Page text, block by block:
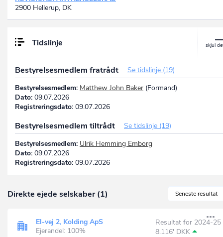
2900 Hellerup, DK
Tidslinje
Bestyrelsesmedlem fratrådt
Se tidslinje (19)
Bestyrelsesmedlem: Matthew John Baker (Formand)
Dato: 09.07.2026
Registreringsdato: 09.07.2026
Bestyrelsesmedlem tiltrådt
Se tidslinje (19)
Bestyrelsesmedlem: Ulrik Hemming Emborg
Dato: 09.07.2026
Registreringsdato: 09.07.2026
Seneste resultat
Direkte ejede selskaber (1)
El-vej 2, Kolding ApS
Ejerandel: 100%
Resultat for 2024-25
8.116' DKK